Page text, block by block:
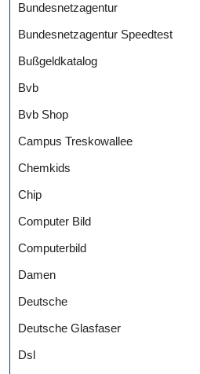
Bundesnetzagentur
Bundesnetzagentur Speedtest
Bußgeldkatalog
Bvb
Bvb Shop
Campus Treskowallee
Chemkids
Chip
Computer Bild
Computerbild
Damen
Deutsche
Deutsche Glasfaser
Dsl